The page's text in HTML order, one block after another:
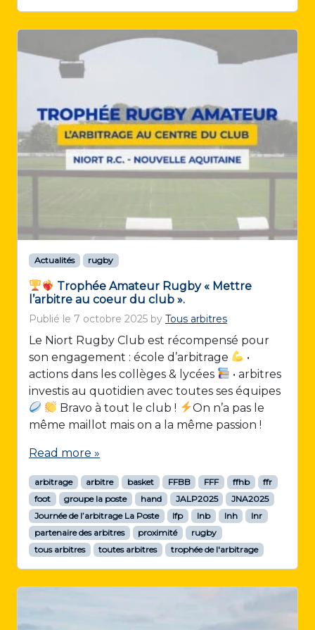
Actualités rugby
Trophée Amateur Rugby « Mettre
l’arbitre au coeur du club ».
Publié le 7 octobre 2025 by Tous arbitres
Le Niort Rugby Club est récompensé pour
son engagement : école d’arbitrage
•
actions dans les collèges & lycées
• arbitres
investis au quotidien avec toutes ses équipes
Bravo à tout le club !
On n’a pas le
même maillot mais on a la même passion !
Read more »
arbitrage arbitre basket FFBB FFF ffhb
ffr
foot
groupe la poste hand JALP2025
JNA2025
Journée de l’arbitrage La Poste
lfp lnb lnh
lnr
partenaire des arbitres
proximité
rugby
tous arbitres
toutes arbitres trophée de l'arbitrage